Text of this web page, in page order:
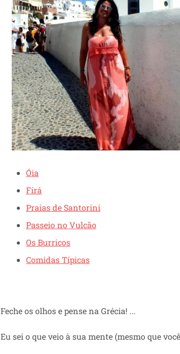
Óia
Firá
Praias de Santorini
Passeio no Vulcão
Os Burricos
Comidas Típicas
Feche os olhos e pense na Grécia! ...
Eu sei o que veio à sua mente (mesmo que